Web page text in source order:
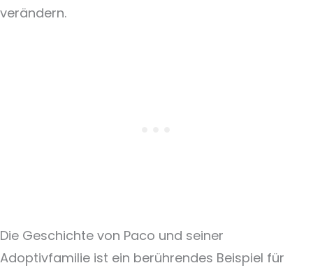
verändern.
Die Geschichte von Paco und seiner
Adoptivfamilie ist ein berührendes Beispiel für